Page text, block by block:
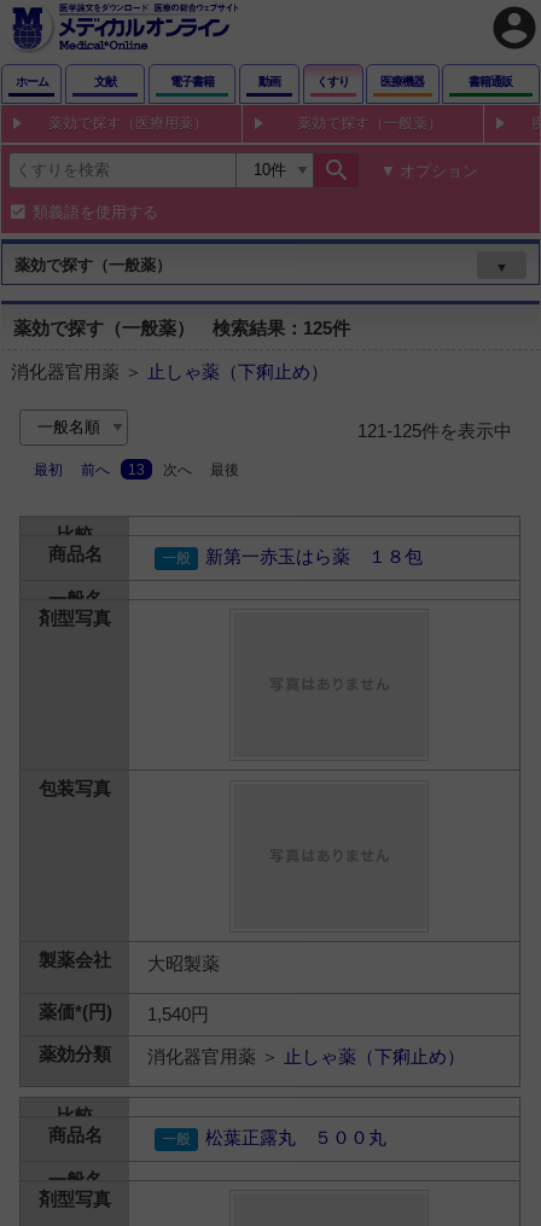
account_circle
ホーム 文献 電子書籍 動画 くすり 医療機器 書籍通販
薬効で探す（医療用薬） 薬効で探す（一般薬）
search オプション
類義語を使用する
薬効で探す（一般薬） ▼
薬効で探す（一般薬） 検索結果：125件
消化器官用薬 ＞ 止しゃ薬（下痢止め）
121-125件を表示中
最初 前へ 13 次へ 最後
新第一赤玉はら薬 １８包
大昭製薬
1,540円
消化器官用薬 ＞ 止しゃ薬（下痢止め）
松葉正露丸 ５００丸